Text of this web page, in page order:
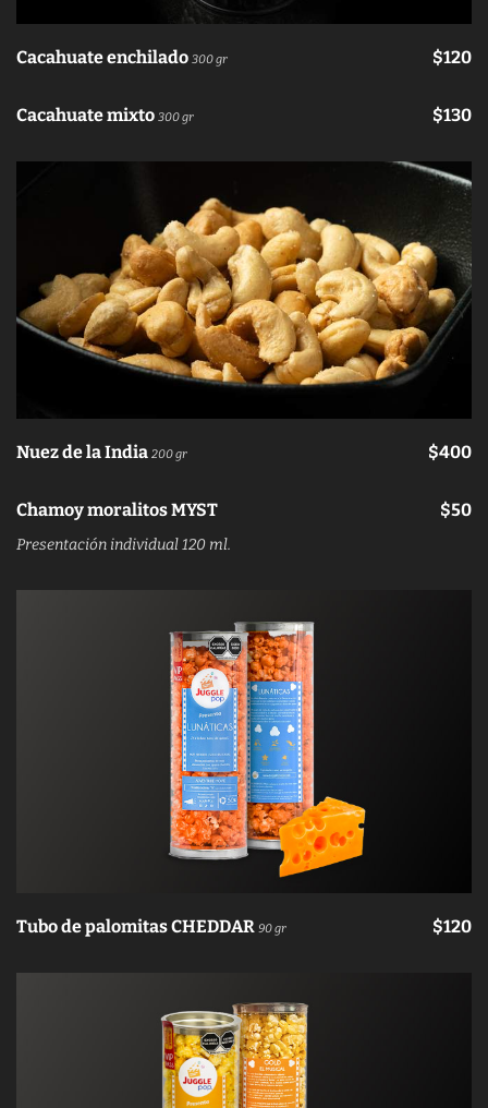
Cacahuate enchilado 300 gr $120
Cacahuate mixto 300 gr $130
Nuez de la India 200 gr $400
Chamoy moralitos MYST $50
Presentación individual 120 ml.
Tubo de palomitas CHEDDAR 90 gr $120